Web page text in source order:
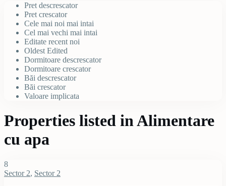
Pret descrescator
Pret crescator
Cele mai noi mai intai
Cel mai vechi mai intai
Editate recent noi
Oldest Edited
Dormitoare descrescator
Dormitoare crescator
Băi descrescator
Băi crescator
Valoare implicata
Properties listed in Alimentare
cu apa
8
Sector 2, Sector 2